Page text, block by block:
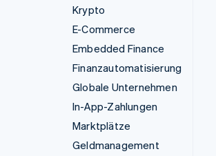
Krypto
E-Commerce
Embedded Finance
Finanzautomatisierung
Globale Unternehmen
In-App-Zahlungen
Marktplätze
Geldmanagement